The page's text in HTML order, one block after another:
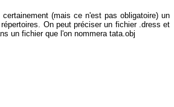
(mais ce n'est pas obligatoire) un
On peut préciser un fichier .dress et
un fichier que l'on nommera tata.obj